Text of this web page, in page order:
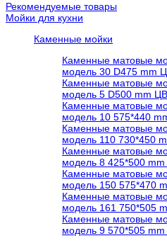
Рекомендуемые товары
Мойки для кухни
Каменные мойки
Каменные матовые
модель 30 D475 mm
Каменные матовые
модель 5 D500 mm
Каменные матовые
модель 10 575*440
Каменные матовые
модель 110 730*450
Каменные матовые
модель 8 425*500
Каменные матовые
модель 150 575*470
Каменные матовые
модель 161 750*505
Каменные матовые
модель 9 570*505